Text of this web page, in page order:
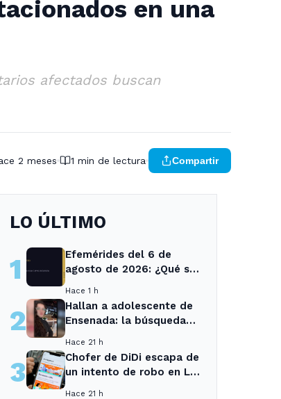
en una
afectados buscan
2 meses 1 min de lectura Compartir
LO ÚLTIMO
1
Efemérides del 6 de
agosto de 2026: ¿Qué se
Hace 1 h
2
Hallan a adolescente de
Ensenada: la búsqueda
Hace 21 h
3
Chofer de DiDi escapa de
un intento de robo en La
Hace 21 h